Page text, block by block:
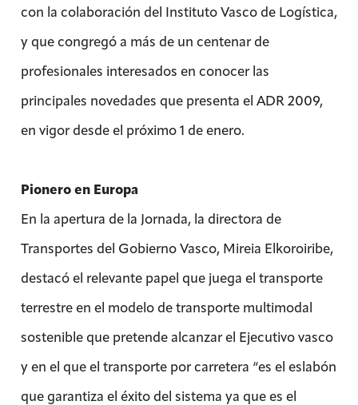
con la colaboración del Instituto Vasco de Logística,
y que congregó a más de un centenar de
profesionales interesados en conocer las
principales novedades que presenta el ADR 2009,
en vigor desde el próximo 1 de enero.
Pionero en Europa
En la apertura de la Jornada, la directora de
Transportes del Gobierno Vasco, Mireia Elkoroiribe,
destacó el relevante papel que juega el transporte
terrestre en el modelo de transporte multimodal
sostenible que pretende alcanzar el Ejecutivo vasco
y en el que el transporte por carretera “es el eslabón
que garantiza el éxito del sistema ya que es el